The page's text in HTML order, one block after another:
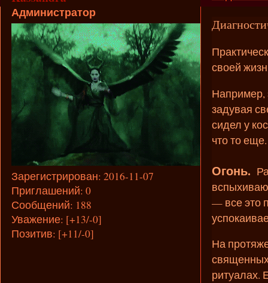
Администратор
Зарегистрирован: 2016-11-07
Приглашений: 0
Сообщений: 188
Уважение: [+13/-0]
Позитив: [+11/-0]
своей
Например,
задувая
сидел у
что то еще.
Огонь.
— все это
На
ритуалах.